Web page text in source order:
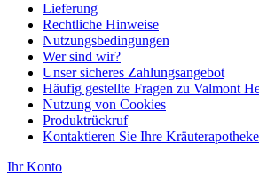
Lieferung
Rechtliche Hinweise
Nutzungsbedingungen
Wer sind wir?
Unser sicheres Zahlungsangebot
Häufig gestellte Fragen zu Valmont
Nutzung von Cookies
Produktrückruf
Kontaktieren Sie Ihre Kräuterapotheke
Ihr Konto